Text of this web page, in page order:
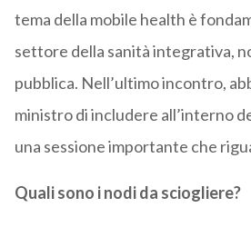
tema della mobile health è
settore della sanità integrativa,
pubblica. Nell’ultimo incontro,
ministro di includere all’interno
una sessione importante che
Quali sono i nodi da sciogliere?